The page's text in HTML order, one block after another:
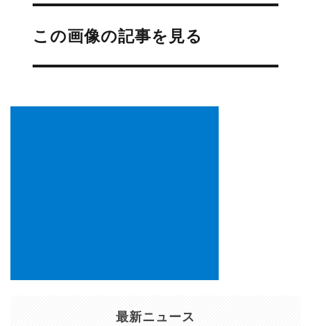
投
ナ
ビ
ー
この画像の記事を見る
最新ニュース